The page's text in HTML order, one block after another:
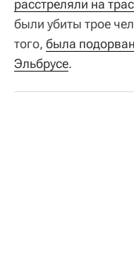
расстреляли на
были убиты трое
того, была
Эльбрусе.